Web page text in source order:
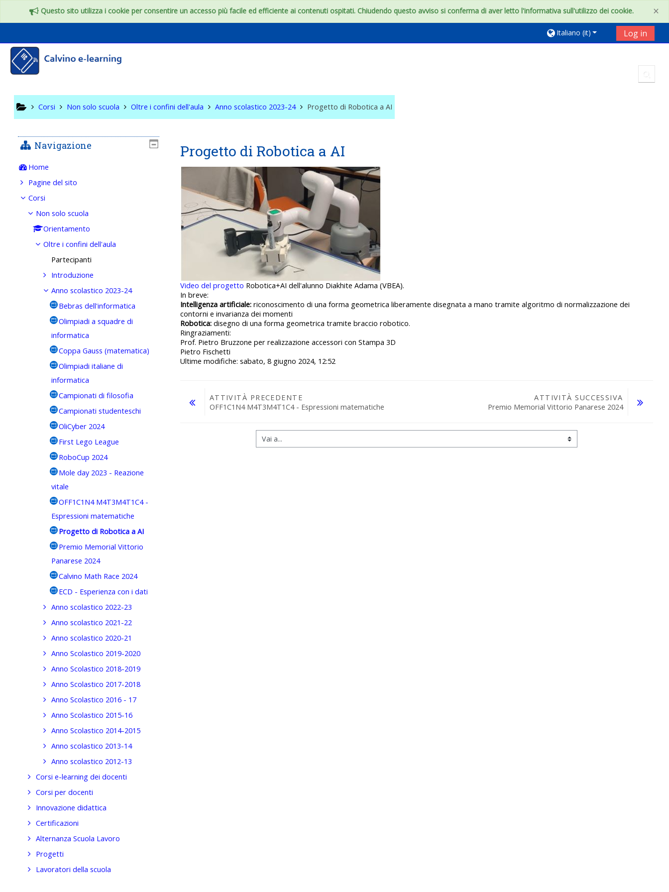
×
Questo sito utilizza i cookie per consentire un accesso più facile ed efficiente ai contenuti ospitati. Chiudendo questo avviso si conferma di aver letto l'informativa sull'utilizzo dei cookie.
Italiano ‎(it)‎ Log in
Corsi Non solo scuola Oltre i confini dell'aula Anno scolastico 2023-24 Progetto di Robotica a AI
Progetto di Robotica a AI
Video del progetto Robotica+AI dell'alunno Diakhite Adama (VBEA).
In breve:
Intelligenza artificiale:riconoscimento di una forma geometrica liberamente disegnata a mano tramite algoritmo di normalizzazione dei
contorni e invarianza dei momenti
Robotica:disegno di una forma geometrica tramite braccio robotico.
Ringraziamenti:
Prof. Pietro Bruzzone per realizzazione accessori con Stampa 3D
Pietro Fischetti
Ultime modifiche: sabato, 8 giugno 2024, 12:52
ATTIVITÀ PRECEDENTE
OFF1C1N4 M4T3M4T1C4 - Espressioni matematiche
ATTIVITÀ SUCCESSIVA
Premio Memorial Vittorio Panarese 2024
Navigazione
Home
Pagine del sito
Corsi
Non solo scuola
Orientamento
Oltre i confini dell'aula
Partecipanti
Introduzione
Anno scolastico 2023-24
Bebras dell'informatica
Olimpiadi a squadre di
informatica
Coppa Gauss (matematica)
Olimpiadi italiane di
informatica
Campionati di filosofia
Campionati studenteschi
OliCyber 2024
First Lego League
RoboCup 2024
Mole day 2023 - Reazione
vitale
OFF1C1N4 M4T3M4T1C4 -
Espressioni matematiche
Progetto di Robotica a AI
Premio Memorial Vittorio
Panarese 2024
Calvino Math Race 2024
ECD - Esperienza con i dati
Anno scolastico 2022-23
Anno scolastico 2021-22
Anno scolastico 2020-21
Anno Scolastico 2019-2020
Anno Scolastico 2018-2019
Anno Scolastico 2017-2018
Anno Scolastico 2016 - 17
Anno Scolastico 2015-16
Anno Scolastico 2014-2015
Anno scolastico 2013-14
Anno scolastico 2012-13
Corsi e-learning dei docenti
Corsi per docenti
Innovazione didattica
Certificazioni
Alternanza Scuola Lavoro
Progetti
Lavoratori della scuola